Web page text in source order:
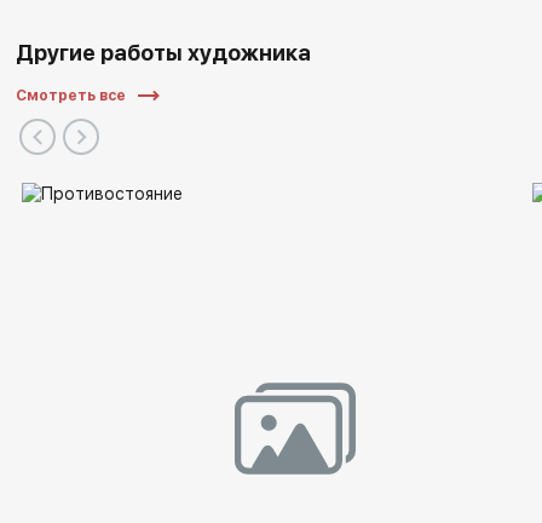
Другие работы художника
Смотреть все